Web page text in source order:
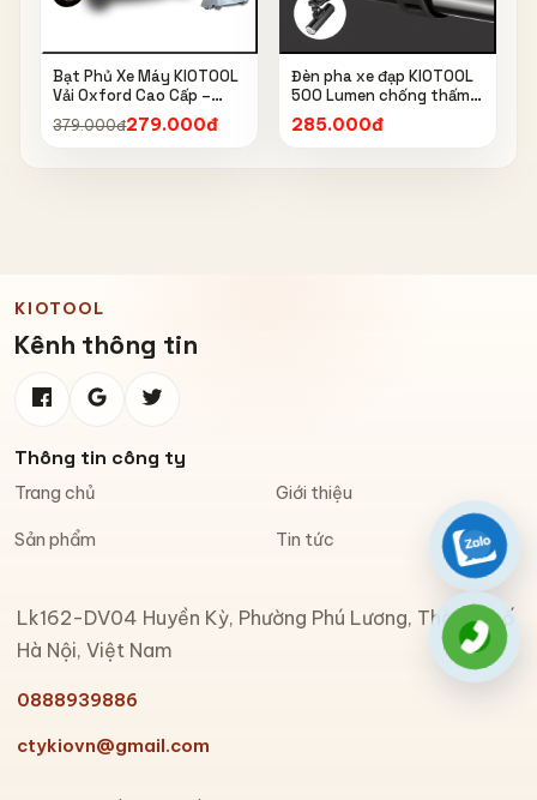
Bạt Phủ Xe Máy KIOTOOL
Vải Oxford Cao Cấp –
Chống Nắng, Chống Mưa,
Chống Bụi, Chống Tia UV,
379.000đ279.000đ
Đèn pha xe đạp KIOTOOL
500 Lumen chống thấm
nước IPX6 6603
285.000đ
KIOTOOL
Kênh thông tin
Thông tin công ty
Trang chủ Giới thiệu
Sản phẩm Tin tức
Lk162-DV04 Huyền Kỳ, Phường Phú Lương, Thành phố
Hà Nội, Việt Nam
0888939886
ctykiovn@gmail.com
Zalo
Gọi